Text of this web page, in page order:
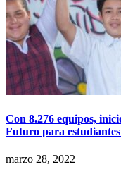
Con 8.276 equipos,
Futuro para
marzo 28, 2022